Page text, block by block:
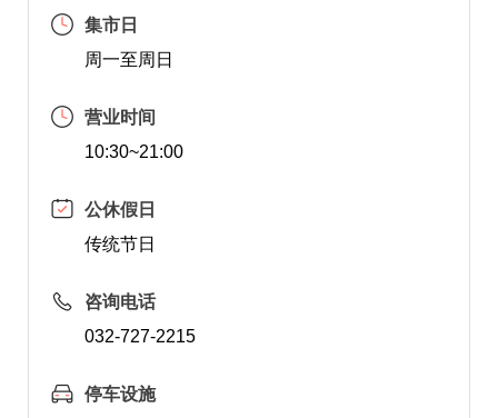
集市日
周一至周日
营业时间
10:30~21:00
公休假日
传统节日
咨询电话
032-727-2215
停车设施